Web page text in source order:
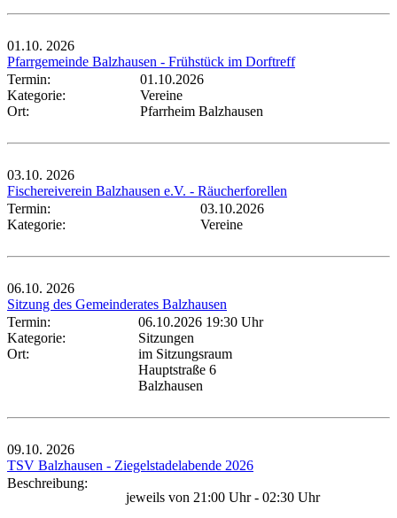
01.10. 2026
Pfarrgemeinde Balzhausen - Frühstück im Dorftreff
Termin:
01.10.2026
Kategorie:
Vereine
Ort:
Pfarrheim Balzhausen
03.10. 2026
Fischereiverein Balzhausen e.V. - Räucherforellen
Termin:
03.10.2026
Kategorie:
Vereine
06.10. 2026
Sitzung des Gemeinderates Balzhausen
Termin:
06.10.2026 19:30 Uhr
Kategorie:
Sitzungen
Ort:
im Sitzungsraum
Hauptstraße 6
Balzhausen
09.10. 2026
TSV Balzhausen - Ziegelstadelabende 2026
Beschreibung:
jeweils von 21:00 Uhr - 02:30 Uhr